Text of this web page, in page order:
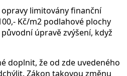
limitovány finanční
Kč/m2 podlahové plochy
úpravě zvýšení, když
doplnit, že od zde uvedeného
Zákon takovou změnu